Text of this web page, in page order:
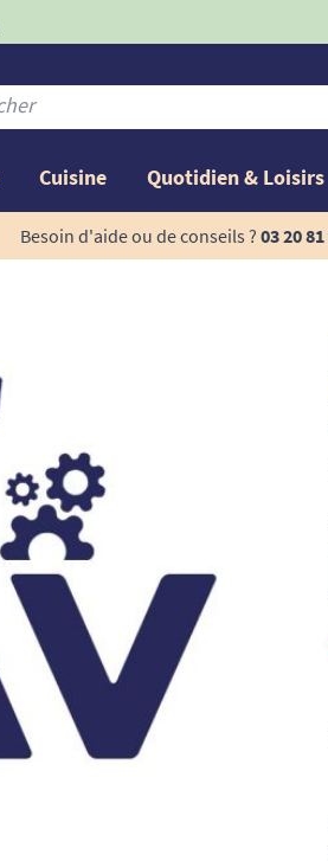
Cuisine Quotidien & Loisirs
Besoin d'aide ou de conseils ? 03 20